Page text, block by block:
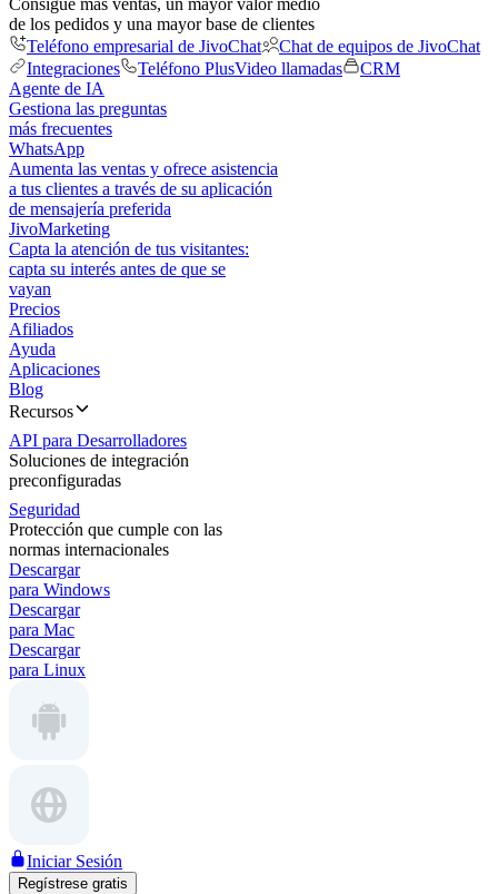
Consigue más ventas, un mayor valor medio
de los pedidos y una mayor base de clientes
Teléfono empresarial de JivoChat
Chat de equipos de JivoChat
Integraciones
Teléfono PlusVideo llamadas
CRM
Agente de IA
Gestiona las preguntas
más frecuentes
WhatsApp
Aumenta las ventas y ofrece asistencia
a tus clientes a través de su aplicación
de mensajería preferida
JivoMarketing
Capta la atención de tus visitantes:
capta su interés antes de que se
vayan
Precios
Afiliados
Ayuda
Aplicaciones
Blog
Recursos
API para Desarrolladores
Soluciones de integración
preconfiguradas
Seguridad
Protección que cumple con las
normas internacionales
Descargar
para Windows
Descargar
para Mac
Descargar
para Linux
Iniciar Sesión
Regístrese gratis